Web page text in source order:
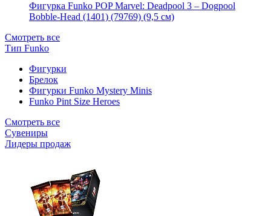
Фигурка Funko POP Marvel: Deadpool 3 – Dogpool
Bobble-Head (1401) (79769) (9,5 см)
Смотреть все
Тип Funko
Фигурки
Брелок
Фигурки Funko Mystery Minis
Funko Pint Size Heroes
Смотреть все
Сувениры
Лидеры продаж